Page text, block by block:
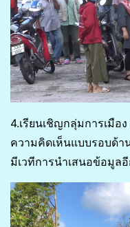
4.เรียนเชิญกลุ่มการเมื
ความคิดเห็นแบบรอบด้า
มีเวทีการนำเสนอข้อมูล